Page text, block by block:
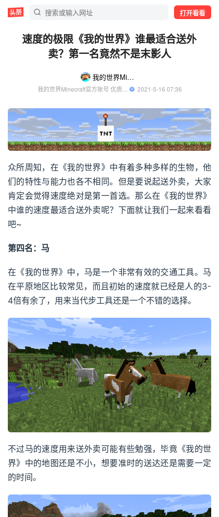
打开看看
速度的极限《我的世界》谁最适合送外
卖？第一名竟然不是末影人
我的世界Minecraft
我的世界Minecraft官方账号 优质游戏领域创作者
  2021-5-16 07:36
众所周知，在《我的世界》中有着多种多样的生物，他
们的特性与能力也各不相同。但是要说起送外卖，大家
肯定会觉得速度绝对是第一首选。那么在《我的世界》
中谁的速度最适合送外卖呢？下面就让我们一起来看看
吧~
第四名：马
在《我的世界》中，马是一个非常有效的交通工具。马
在平原地区比较常见，而且初始的速度就已经是人的3-
4倍有余了，用来当代步工具还是一个不错的选择。
不过马的速度用来送外卖可能有些勉强，毕竟《我的世
界》中的地图还是不小，想要准时的送达还是需要一定
的时间。